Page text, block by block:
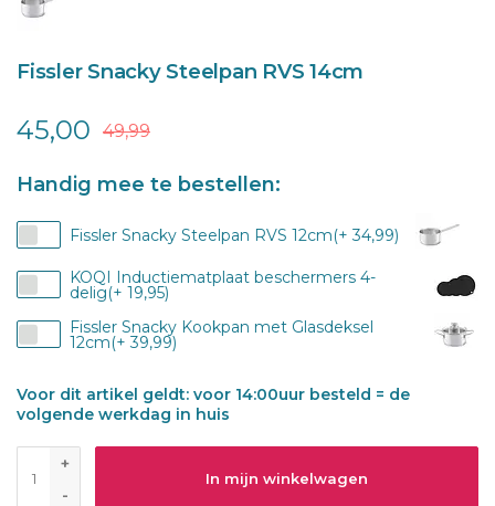
Fissler Snacky Steelpan RVS 14cm
45,00 49,99
Handig mee te bestellen:
Fissler Snacky Steelpan RVS 12cm(+ 34,99)
KOQI Inductiematplaat beschermers 4-
delig(+ 19,95)
Fissler Snacky Kookpan met Glasdeksel
12cm(+ 39,99)
Voor dit artikel geldt: voor 14:00uur besteld = de
volgende werkdag in huis
+
-
In mijn winkelwagen